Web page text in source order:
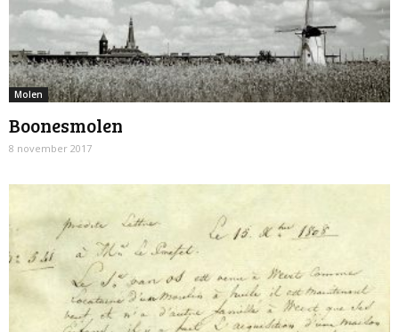
Molen
Boonesmolen
8 november 2017